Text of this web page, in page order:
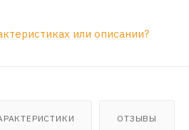
или описании?
ОТЗЫВЫ